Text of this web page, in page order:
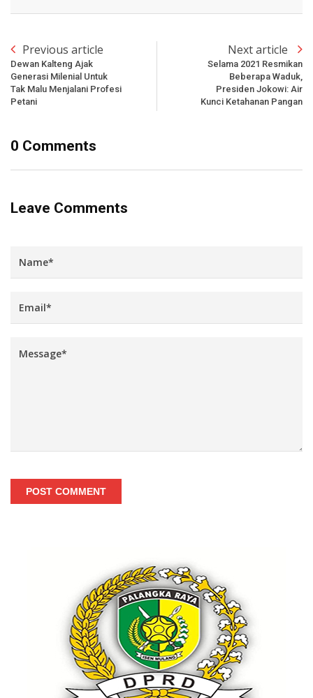
Previous article
Dewan Kalteng Ajak
Generasi Milenial Untuk
Tak Malu Menjalani Profesi
Petani
Next article
Selama 2021 Resmikan
Beberapa Waduk,
Presiden Jokowi: Air
Kunci Ketahanan Pangan
0 Comments
Leave Comments
POST COMMENT